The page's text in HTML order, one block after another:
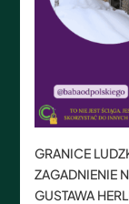
GRANICE
ZAGADNIENIE
GUSTAWA